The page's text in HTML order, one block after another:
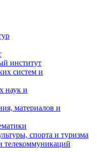
институт
систем и
наук и
материалов и
спорта и туризма
телекоммуникаций